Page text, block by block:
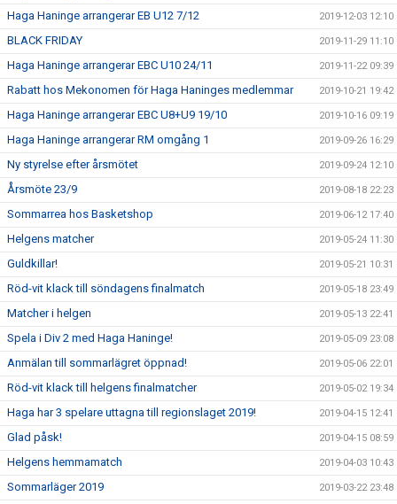
Haga Haninge arrangerar EB U12 7/12 2019-12-03 12:10
BLACK FRIDAY 2019-11-29 11:10
Haga Haninge arrangerar EBC U10 24/11 2019-11-22 09:39
Rabatt hos Mekonomen för Haga Haninges medlemmar 2019-10-21 19:42
Haga Haninge arrangerar EBC U8+U9 19/10 2019-10-16 09:19
Haga Haninge arrangerar RM omgång 1 2019-09-26 16:29
Ny styrelse efter årsmötet 2019-09-24 12:10
Årsmöte 23/9 2019-08-18 22:23
Sommarrea hos Basketshop 2019-06-12 17:40
Helgens matcher 2019-05-24 11:30
Guldkillar! 2019-05-21 10:31
Röd-vit klack till söndagens finalmatch 2019-05-18 23:49
Matcher i helgen 2019-05-13 22:41
Spela i Div 2 med Haga Haninge! 2019-05-09 23:08
Anmälan till sommarlägret öppnad! 2019-05-06 22:01
Röd-vit klack till helgens finalmatcher 2019-05-02 19:34
Haga har 3 spelare uttagna till regionslaget 2019! 2019-04-15 12:41
Glad påsk! 2019-04-15 08:59
Helgens hemmamatch 2019-04-03 10:43
Sommarläger 2019 2019-03-22 23:48